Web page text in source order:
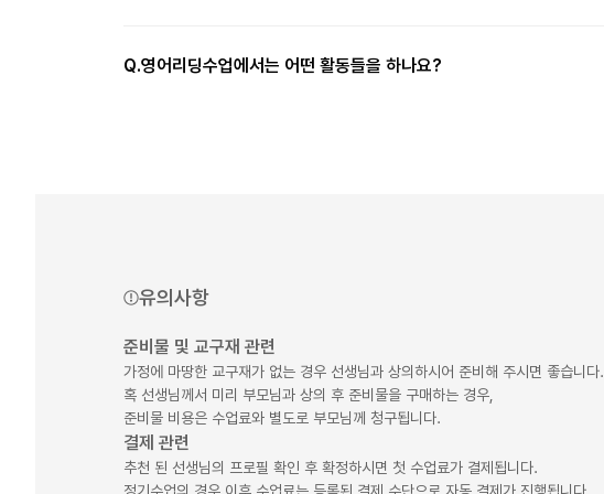
Q.영어리딩수업에서는 어떤 활동들을 하나요?
유의사항
준비물 및 교구재 관련
가정에 마땅한 교구재가 없는 경우 선생님과 상의하시어 준비해 주시면 좋습니다.
혹 선생님께서 미리 부모님과 상의 후 준비물을 구매하는 경우,
준비물 비용은 수업료와 별도로 부모님께 청구됩니다.
결제 관련
추천 된 선생님의 프로필 확인 후 확정하시면 첫 수업료가 결제됩니다.